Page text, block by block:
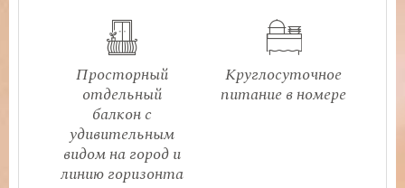
Просторный
отдельный
балкон с
удивительным
видом на город и
линию горизонта
Круглосуточное
питание в номере